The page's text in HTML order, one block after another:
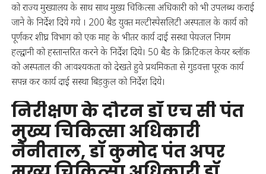
को राज्य मुख्यालय के साथ साथ मुख़्य चिकित्सा अधिकारी को भी उपलब्ध कराई
जाने के निर्देश दिये गये । 200 बैड युक्त मल्टीस्पेसलिटी अस्पताल के कार्य को
पूर्णकर शीघ्र विभाग को एक माह के भीतर कार्य दाई सस्था पेयजल निगम
हल्द्वानी को हस्तान्तरित करने के निर्देश दिये। 50 बैड के क्रिटिकल केयर ब्लॉक
को अस्पताल की आवश्यकता को देखते हुवे प्रथमिकता से गुडवत्ता पूरक कार्य
सपन्न कर कार्य दाई सस्था बिड़कुल को निर्देश दिये।
निरीक्षण के दौरन डॉ एच सी पंत
मुख्य चिकित्सा अधिकारी
नैनीताल, डॉ कुमोद पंत अपर